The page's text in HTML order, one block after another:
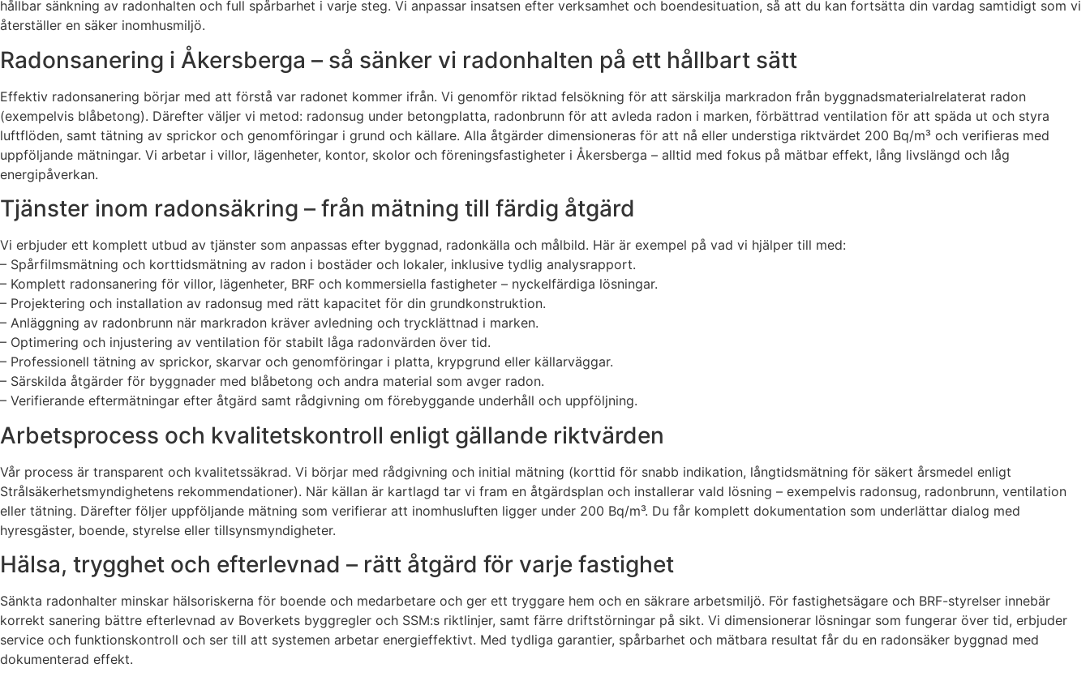
hållbar sänkning av radonhalten och full spårbarhet i varje steg. Vi anpassar insatsen efter verksamhet och boendesituation, så att du kan fortsätta din vardag samtidigt som vi
återställer en säker inomhusmiljö.
Radonsanering i Åkersberga – så sänker vi radonhalten på ett hållbart sätt
Effektiv radonsanering börjar med att förstå var radonet kommer ifrån. Vi genomför riktad felsökning för att särskilja markradon från byggnadsmaterialrelaterat radon
(exempelvis blåbetong). Därefter väljer vi metod: radonsug under betongplatta, radonbrunn för att avleda radon i marken, förbättrad ventilation för att späda ut och styra
luftflöden, samt tätning av sprickor och genomföringar i grund och källare. Alla åtgärder dimensioneras för att nå eller understiga riktvärdet 200 Bq/m³ och verifieras med
uppföljande mätningar. Vi arbetar i villor, lägenheter, kontor, skolor och föreningsfastigheter i Åkersberga – alltid med fokus på mätbar effekt, lång livslängd och låg
energipåverkan.
Tjänster inom radonsäkring – från mätning till färdig åtgärd
Vi erbjuder ett komplett utbud av tjänster som anpassas efter byggnad, radonkälla och målbild. Här är exempel på vad vi hjälper till med:
– Spårfilmsmätning och korttidsmätning av radon i bostäder och lokaler, inklusive tydlig analysrapport.
– Komplett radonsanering för villor, lägenheter, BRF och kommersiella fastigheter – nyckelfärdiga lösningar.
– Projektering och installation av radonsug med rätt kapacitet för din grundkonstruktion.
– Anläggning av radonbrunn när markradon kräver avledning och trycklättnad i marken.
– Optimering och injustering av ventilation för stabilt låga radonvärden över tid.
– Professionell tätning av sprickor, skarvar och genomföringar i platta, krypgrund eller källarväggar.
– Särskilda åtgärder för byggnader med blåbetong och andra material som avger radon.
– Verifierande eftermätningar efter åtgärd samt rådgivning om förebyggande underhåll och uppföljning.
Arbetsprocess och kvalitetskontroll enligt gällande riktvärden
Vår process är transparent och kvalitetssäkrad. Vi börjar med rådgivning och initial mätning (korttid för snabb indikation, långtidsmätning för säkert årsmedel enligt
Strålsäkerhetsmyndighetens rekommendationer). När källan är kartlagd tar vi fram en åtgärdsplan och installerar vald lösning – exempelvis radonsug, radonbrunn, ventilation
eller tätning. Därefter följer uppföljande mätning som verifierar att inomhusluften ligger under 200 Bq/m³. Du får komplett dokumentation som underlättar dialog med
hyresgäster, boende, styrelse eller tillsynsmyndigheter.
Hälsa, trygghet och efterlevnad – rätt åtgärd för varje fastighet
Sänkta radonhalter minskar hälsoriskerna för boende och medarbetare och ger ett tryggare hem och en säkrare arbetsmiljö. För fastighetsägare och BRF-styrelser innebär
korrekt sanering bättre efterlevnad av Boverkets byggregler och SSM:s riktlinjer, samt färre driftstörningar på sikt. Vi dimensionerar lösningar som fungerar över tid, erbjuder
service och funktionskontroll och ser till att systemen arbetar energieffektivt. Med tydliga garantier, spårbarhet och mätbara resultat får du en radonsäker byggnad med
dokumenterad effekt.